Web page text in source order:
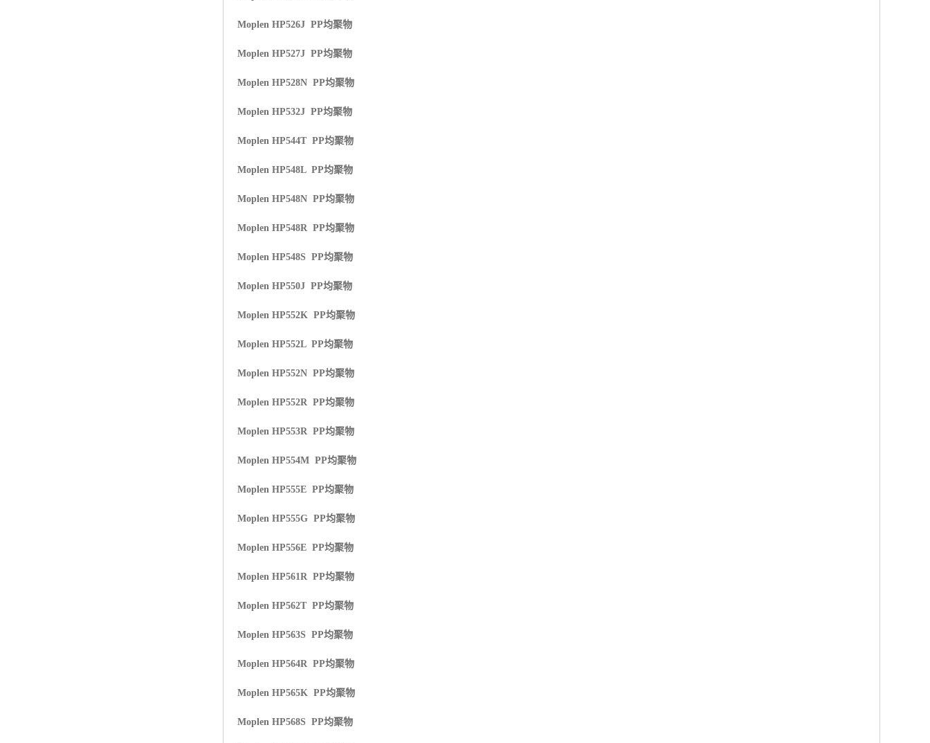
Moplen HP526J PP均聚物
Moplen HP527J PP均聚物
Moplen HP528N PP均聚物
Moplen HP532J PP均聚物
Moplen HP544T PP均聚物
Moplen HP548L PP均聚物
Moplen HP548N PP均聚物
Moplen HP548R PP均聚物
Moplen HP548S PP均聚物
Moplen HP550J PP均聚物
Moplen HP552K PP均聚物
Moplen HP552L PP均聚物
Moplen HP552N PP均聚物
Moplen HP552R PP均聚物
Moplen HP553R PP均聚物
Moplen HP554M PP均聚物
Moplen HP555E PP均聚物
Moplen HP555G PP均聚物
Moplen HP556E PP均聚物
Moplen HP561R PP均聚物
Moplen HP562T PP均聚物
Moplen HP563S PP均聚物
Moplen HP564R PP均聚物
Moplen HP565K PP均聚物
Moplen HP568S PP均聚物